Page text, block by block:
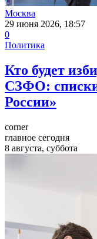
Москва
29 июня 2026, 18:57
0
Политика
Кто будет
СЗФО:
России»
corner
главное сегодня
8 августа, суббота